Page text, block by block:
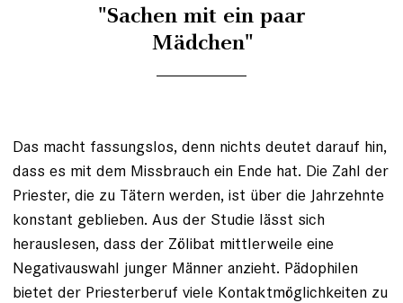
"Sachen mit ein paar
Mädchen"
Das macht fassungslos, denn nichts deutet darauf hin,
dass es mit dem Missbrauch ein Ende hat. Die Zahl der
Priester, die zu Tätern werden, ist über die Jahrzehnte
konstant geblieben. Aus der Studie lässt sich
herauslesen, dass der Zölibat mittlerweile eine
Negativauswahl junger Männer anzieht. Pädophilen
bietet der Priesterberuf viele Kontaktmöglichkeiten zu